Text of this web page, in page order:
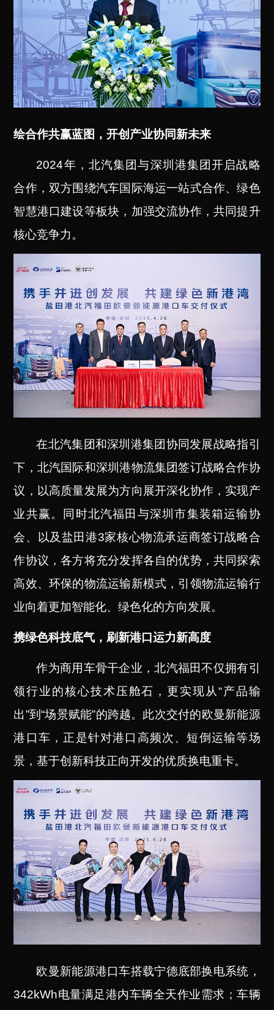
绘合作共赢蓝图，开创产业协同新未来
2024年，北汽集团与深圳港集团开启战略
合作，双方围绕汽车国际海运一站式合作、绿色
智慧港口建设等板块，加强交流协作，共同提升
核心竞争力。
在北汽集团和深圳港集团协同发展战略指引
下， 北汽国际和深圳港物流集团签订战略合作协
议，以高质量发展为方向展开深化协作，实现产
业共赢。
同时北汽福田与深圳市集装箱运输协
会、以及盐田港3家核心物流承运商签订战略合
作协议，各方将充分发挥各自的优势，共同探索
高效、环保的物流运输新模式，引领物流运输行
业向着更加智能化、绿色化的方向发展。
携绿色科技底气，刷新港口运力新高度
作为商用车骨干企业，北汽福田不仅拥有引
领行业的核心技术压舱石，更实现从“产品输
出”到“场景赋能”的跨越。此次交付的欧曼新能源
港口车，正是针对港口高频次、短倒运输等场
景，基于创新科技正向开发的优质换电重卡。
欧曼新能源港口车搭载宁德底部换电系统，
342kWh电量满足港内车辆全天作业需求；车辆